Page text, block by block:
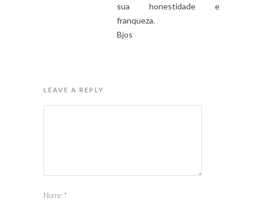
sua honestidade e
franqueza.
Bjos
LEAVE A REPLY
Nome *